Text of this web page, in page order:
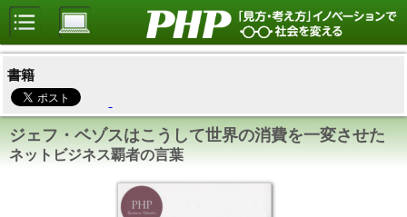
書籍
ジェフ・ベゾスはこうして世界の消費を一変させた
ネットビジネス覇者の言葉